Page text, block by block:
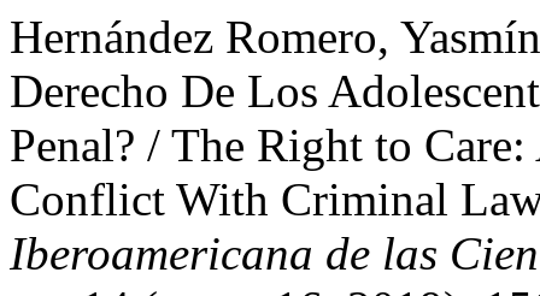
Hernández Romero,
Derecho De Los
Penal? / The Right to
Conflict With Criminal
Iberoamericana de las